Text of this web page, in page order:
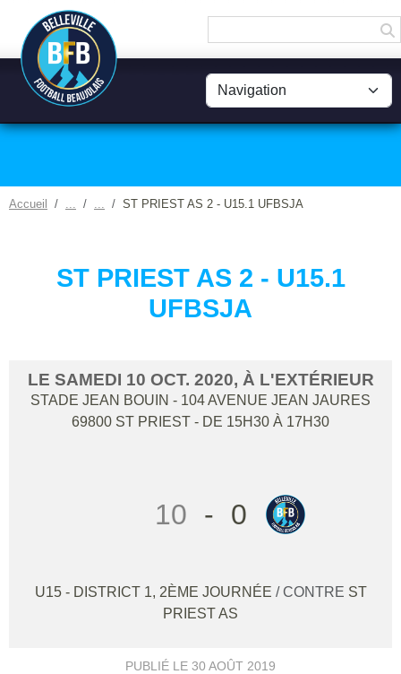
Accueil ST PRIEST AS 2 - U15.1 UFBSJA
ST PRIEST AS 2 - U15.1
UFBSJA
LE SAMEDI 10 OCT. 2020, À L'EXTÉRIEUR
STADE JEAN BOUIN - 104 AVENUE JEAN JAURES
69800 ST PRIEST - DE 15H30 À 17H30
10 - 0
U15 - DISTRICT 1, 2ÈME JOURNÉE / CONTRE ST
PRIEST AS
PUBLIÉ LE 30 AOÛT 2019
Panneau de gestion des cookies